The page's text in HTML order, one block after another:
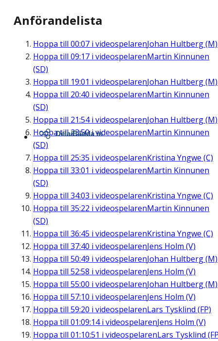
Anförandelista
Hoppa till 00:07 i videospelarenJohan Hultberg (M)
Hoppa till 09:17 i videospelarenMartin Kinnunen
(SD)
Hoppa till 19:01 i videospelarenJohan Hultberg (M)
Hoppa till 20:40 i videospelarenMartin Kinnunen
(SD)
Hoppa till 21:54i videospelarenJohan Hultberg (M)
Hoppa till23:50i videospelarenMartin Kinnunen
(SD)
Hoppa till 25:35 i videospelarenKristina Yngwe (C)
Hoppa till 33:01 i videospelarenMartin Kinnunen
(SD)
Hoppa till 34:03 i videospelarenKristina Yngwe (C)
Hoppa till 35:22 i videospelarenMartin Kinnunen
(SD)
Hoppa till 36:45 i videospelarenKristina Yngwe (C)
Hoppa till 37:40 i videospelarenJens Holm (V)
Hoppa till 50:49 i videospelarenJohan Hultberg (M)
Hoppa till 52:58 i videospelarenJens Holm (V)
Hoppa till 55:00 i videospelarenJohan Hultberg (M)
Hoppa till 57:10 i videospelarenJens Holm (V)
Hoppa till 59:20 i videospelarenLars Tysklind (FP)
Hoppa till 01:09:14i videospelarenJens Holm (V)
Hoppa till 01:10:51 i videospelarenLars Tysklind
Dela/Bädda in